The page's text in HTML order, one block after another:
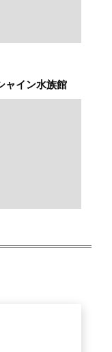
ャイン水族館